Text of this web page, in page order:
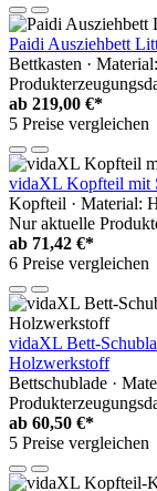
Paidi Ausziehbett
Bettkasten ·
ab 219,00 €*
5 Preise vergleichen
vidaXL Kopfteil mit
Kopfteil · Material:
Nur aktuelle
ab 71,42 €*
6 Preise vergleichen
vidaXL Bett-
Holzwerkstoff
Bettschublade ·
ab 60,50 €*
5 Preise vergleichen